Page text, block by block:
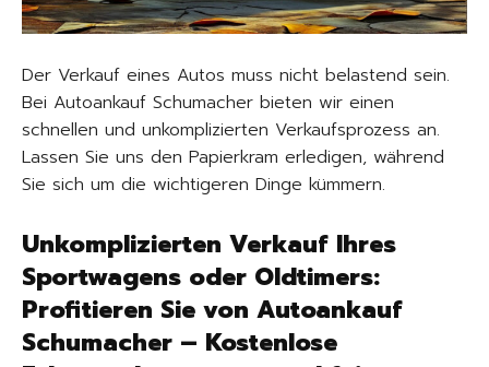
Der Verkauf eines Autos muss nicht belastend sein.
Bei Autoankauf Schumacher bieten wir einen
schnellen und unkomplizierten Verkaufsprozess an.
Lassen Sie uns den Papierkram erledigen, während
Sie sich um die wichtigeren Dinge kümmern.
Unkomplizierten Verkauf Ihres
Sportwagens oder Oldtimers:
Profitieren Sie von Autoankauf
Schumacher – Kostenlose